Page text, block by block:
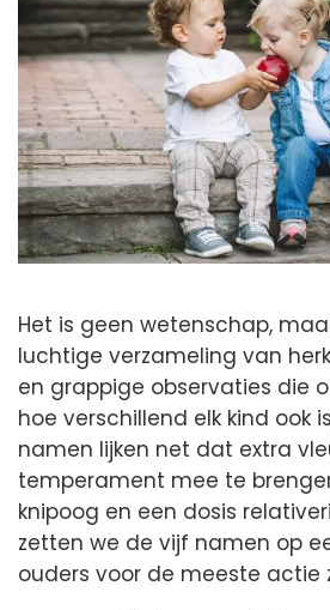
Het is geen wetenschap,
luchtige verzameling van
en grappige observaties die
hoe verschillend elk kind ook
namen lijken net dat extra
temperament mee te
knipoog en een dosis
zetten we de vijf namen op
ouders voor de meeste actie